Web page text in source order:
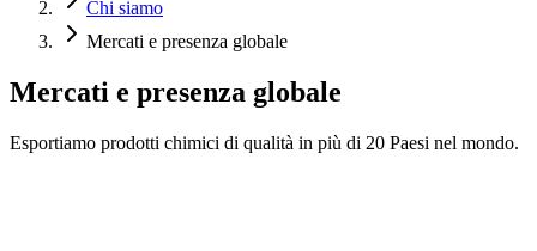
Chi siamo
Mercati e presenza globale
Mercati e presenza globale
Esportiamo prodotti chimici di qualità in più di 20 Paesi nel mondo.